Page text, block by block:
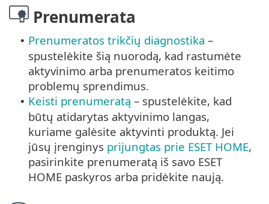
Prenumerata
• Prenumeratos trikčių diagnostika –
spustelėkite šią nuorodą, kad rastumėte
aktyvinimo arba prenumeratos keitimo
problemų sprendimus.
• Keisti prenumeratą – spustelėkite, kad
būtų atidarytas aktyvinimo langas,
kuriame galėsite aktyvinti produktą. Jei
jūsų įrenginys prijungtas prie ESET HOME,
pasirinkite prenumeratą iš savo ESET
HOME paskyros arba pridėkite naują.